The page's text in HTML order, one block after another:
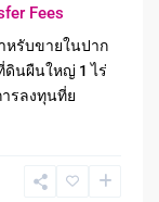
Fees
หรับขายในปาก
นผืนใหญ่ 1 ไร่
รลงทุนที่ย